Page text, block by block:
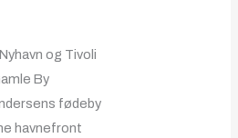
og Tivoli
By
fødeby
havnefront